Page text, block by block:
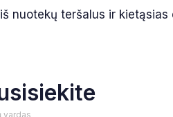
nuotekų teršalus ir kietąsias
vardas